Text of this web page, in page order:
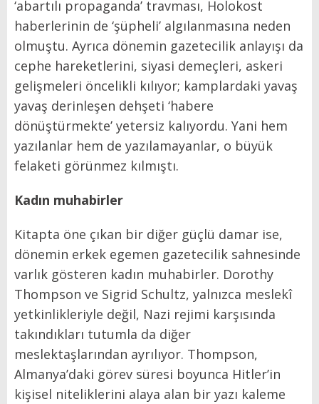
‘abartılı propaganda’ travması, Holokost
haberlerinin de ‘şüpheli’ algılanmasına neden
olmuştu. Ayrıca dönemin gazetecilik anlayışı da
cephe hareketlerini, siyasi demeçleri, askeri
gelişmeleri öncelikli kılıyor; kamplardaki yavaş
yavaş derinleşen dehşeti ‘habere
dönüştürmekte’ yetersiz kalıyordu. Yani hem
yazılanlar hem de yazılamayanlar, o büyük
felaketi görünmez kılmıştı.
Kadın muhabirler
Kitapta öne çıkan bir diğer güçlü damar ise,
dönemin erkek egemen gazetecilik sahnesinde
varlık gösteren kadın muhabirler. Dorothy
Thompson ve Sigrid Schultz, yalnızca meslekî
yetkinlikleriyle değil, Nazi rejimi karşısında
takındıkları tutumla da diğer
meslektaşlarından ayrılıyor. Thompson,
Almanya’daki görev süresi boyunca Hitler’in
kişisel niteliklerini alaya alan bir yazı kaleme